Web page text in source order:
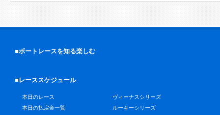
■ボートレースを知る楽しむ
■レーススケジュール
本日のレース
本日の払戻金一覧
ヴィーナスシリーズ
ルーキーシリーズ